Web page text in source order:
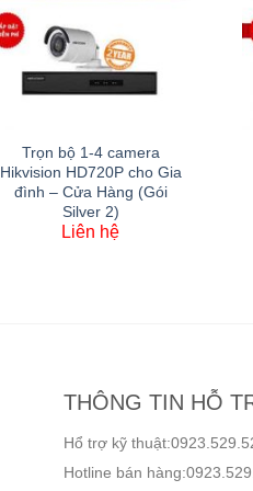
Trọn bộ 1-4 camera
Hikvision HD720P cho Gia
đình – Cửa Hàng (Gói
Silver 2)
Liên hệ
THÔNG TIN HỖ
Hổ trợ kỹ
Hotline bán